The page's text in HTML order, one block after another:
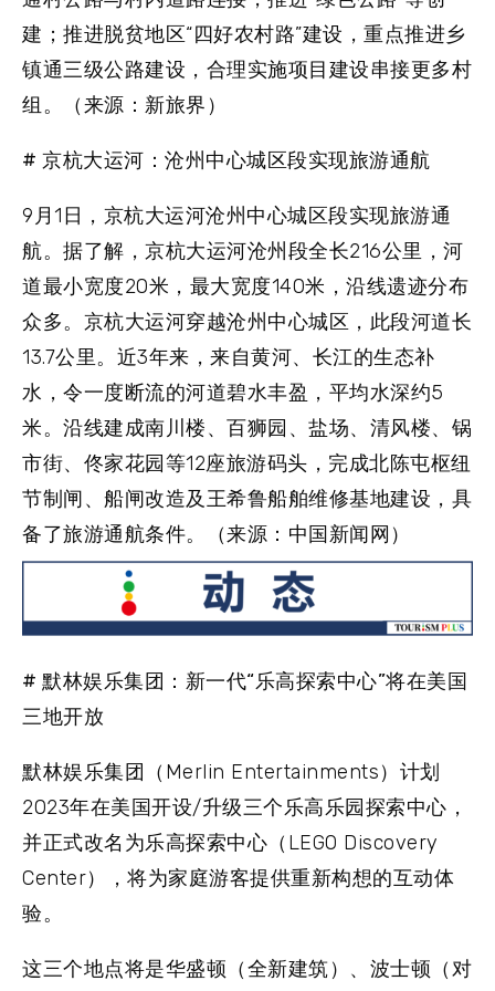
建；推进脱贫地区“四好农村路”建设，重点推进乡
镇通三级公路建设，合理实施项目建设串接更多村
组。（来源：新旅界）
# 京杭大运河：沧州中心城区段实现旅游通航
9月1日，京杭大运河沧州中心城区段实现旅游通
航。据了解，京杭大运河沧州段全长216公里，河
道最小宽度20米，最大宽度140米，沿线遗迹分布
众多。京杭大运河穿越沧州中心城区，此段河道长
13.7公里。近3年来，来自黄河、长江的生态补
水，令一度断流的河道碧水丰盈，平均水深约5
米。沿线建成南川楼、百狮园、盐场、清风楼、锅
市街、佟家花园等12座旅游码头，完成北陈屯枢纽
节制闸、船闸改造及王希鲁船舶维修基地建设，具
备了旅游通航条件。（来源：中国新闻网）
# 默林娱乐集团：新一代“乐高探索中心”将在美国
三地开放
默林娱乐集团（Merlin Entertainments）计划
2023年在美国开设/升级三个乐高乐园探索中心，
并正式改名为乐高探索中心（LEGO Discovery
Center），将为家庭游客提供重新构想的互动体
验。
这三个地点将是华盛顿（全新建筑）、波士顿（对